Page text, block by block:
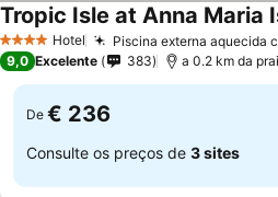
4 EstrelasHotel Piscina externa aquecida
Tropic Isle at Anna Maria
9,0 Excelente 383 a 0.2 km da
De € 236
Consulte os preços de 3 sites